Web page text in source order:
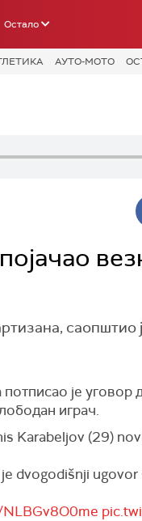
Остало
АУТО-МОТО
саопштио
је уговор
играч.
Karabeljov (29)
dvogodišnji ugovor